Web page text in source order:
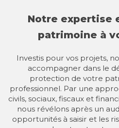
Notre expertise
patrimoine à
Investis pour vos projets,
accompagner dans le
protection de votre
professionnel. Par une
civils, sociaux, fiscaux et
nous révélons après un
opportunités à saisir et les